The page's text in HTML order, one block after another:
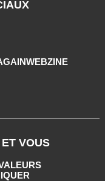
VOUS